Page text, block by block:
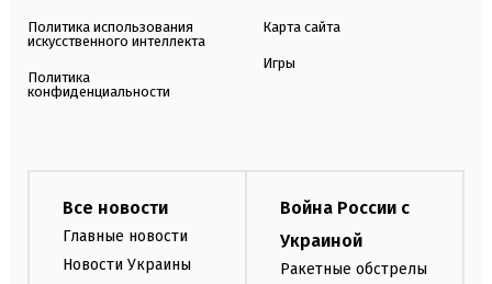
Политика использования
искусственного интеллекта
Политика
конфиденциальности
Карта сайта
Игры
Все новости
Главные новости
Новости Украины
Война России с
Украиной
Ракетные обстрелы